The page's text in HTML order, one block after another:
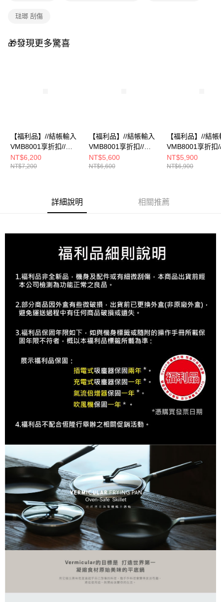
琺瑯 刮傷
🎁發現更多驚喜
【福利品】//結帳輸入
VMB8001享折扣//
VERMICULAR 琺瑯鑄
鐵平底鍋 SMART
NT$6,200
NT$7,200
【福利品】//結帳輸入
VMB8001享折扣//
VERMICULAR 琺瑯鑄
鐵平底鍋 SMART
NT$5,600
NT$6,600
【福利品】//結
VMB8001享折扣
VERMICULAR
用琺瑯鑄鐵平底
NT$5,900
NT$6,900
詳細說明 相關推薦